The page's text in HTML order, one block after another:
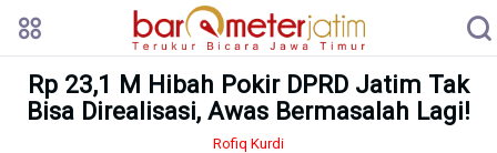
Rp 23,1 M Hibah Pokir DPRD Jatim Tak
Bisa Direalisasi, Awas Bermasalah Lagi!
Rofiq Kurdi